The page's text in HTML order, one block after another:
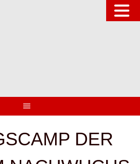
DER